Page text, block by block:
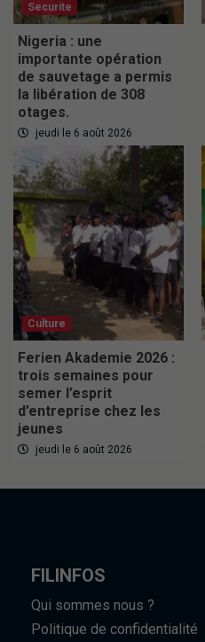
Securite
Nigeria : une
importante opération
de sauvetage a permis
la libération de 308
otages.
jeudi le 6 août 2026
Culture
Ferien Akademie 2026 :
trois semaines pour
semer l’esprit
d’entreprise chez les
jeunes
jeudi le 6 août 2026
FILINFOS
Qui sommes nous ?
Politique de confidentialité